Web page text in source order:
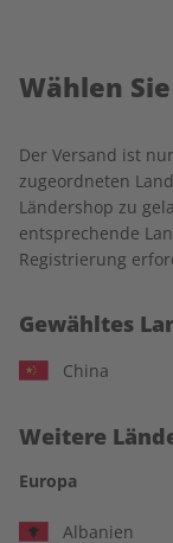
Startseite für den
Wählen
Der Versand ist
zugeordneten
Ländershop zu
entsprechende
Registrierung
Gewähltes
China
Weitere
Europa
Albanien